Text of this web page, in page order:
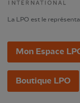
La LPO est le
Mon Espace
Boutique LPO